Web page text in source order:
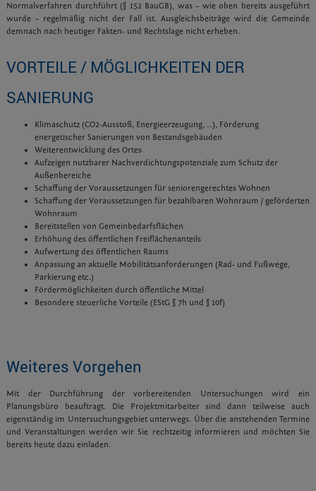
Normalverfahren durchführt (§ 152 BauGB), was – wie oben bereits ausgeführt
wurde – regelmäßig nicht der Fall ist. Ausgleichsbeiträge wird die Gemeinde
demnach nach heutiger Fakten- und Rechtslage nicht erheben.
VORTEILE / MÖGLICHKEITEN DER
SANIERUNG
Klimaschutz (CO2-Ausstoß, Energieerzeugung, …), Förderung
energetischer Sanierungen von Bestandsgebäuden
Weiterentwicklung des Ortes
Aufzeigen nutzbarer Nachverdichtungspotenziale zum Schutz der
Außenbereiche
Schaffung der Voraussetzungen für seniorengerechtes Wohnen
Schaffung der Voraussetzungen für bezahlbaren Wohnraum / geförderten
Wohnraum
Bereitstellen von Gemeinbedarfsflächen
Erhöhung des öffentlichen Freiflächenanteils
Aufwertung des öffentlichen Raums
Anpassung an aktuelle Mobilitätsanforderungen (Rad- und Fußwege,
Parkierung etc.)
Fördermöglichkeiten durch öffentliche Mittel
Besondere steuerliche Vorteile (EStG § 7h und § 10f)
Weiteres Vorgehen
Mit der Durchführung der vorbereitenden Untersuchungen wird ein
Planungsbüro beauftragt. Die Projektmitarbeiter sind dann teilweise auch
eigenständig im Untersuchungsgebiet unterwegs. Über die anstehenden Termine
und Veranstaltungen werden wir Sie rechtzeitig informieren und möchten Sie
bereits heute dazu einladen.